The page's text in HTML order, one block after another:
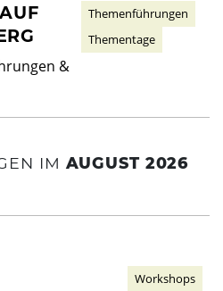
&
Themenführungen
Thementage
IM AUGUST 2026
Workshops